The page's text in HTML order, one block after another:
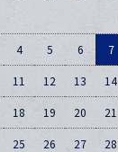
4 5 6 7
11 12 13 14
18 19 20 21
25 26 27 28